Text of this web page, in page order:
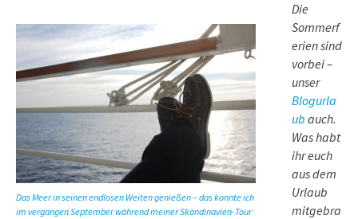
Das Meer in seinen endlosen Weiten genießen – das konnte ich
im vergangen September während meiner Skandinavien-Tour
Die
Sommerf
erien sind
vorbei –
unser
Blogurla
ub auch.
Was habt
ihr euch
aus dem
Urlaub
mitgebra